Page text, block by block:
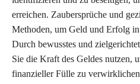
erreichen. Zaubersprüche und
Methoden, um Geld und Erfolg
Durch bewusstes und
Sie die Kraft des Geldes nutzen,
finanzieller Fülle zu